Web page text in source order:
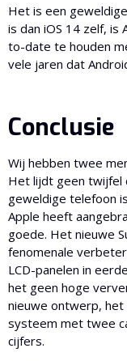
Het is een
is dan iOS 14 zelf, is
to-date te houden
vele jaren dat
Conclusie
Wij hebben twee
Het lijdt geen twijfel
geweldige telefoon
Apple heeft
goede. Het nieuwe
fenomenale
LCD-panelen in
het geen hoge
nieuwe ontwerp,
systeem met twee
cijfers.